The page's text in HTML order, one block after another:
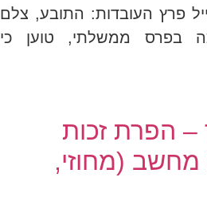
ונדל"ן 2. אייל פרץ העובדות: התובע, צלם
בפרס ממשלתי, טוען כי
– הפרת זכות
מחשב (מחוזי,